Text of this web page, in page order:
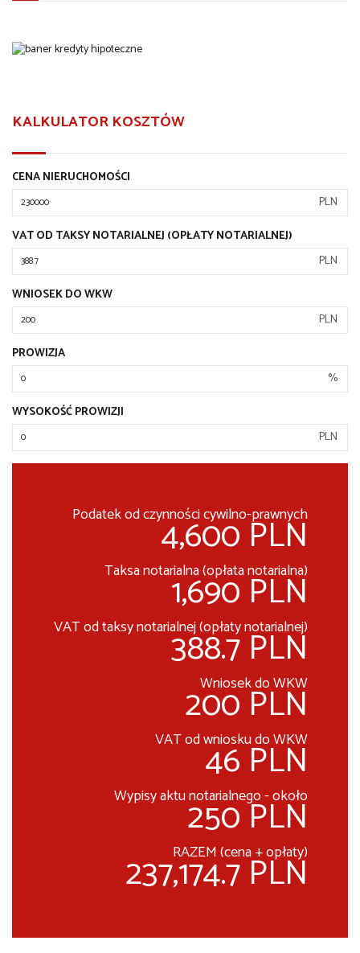
KALKULATOR KOSZTÓW
CENA NIERUCHOMOŚCI
PLN
VAT OD TAKSY NOTARIALNEJ (OPŁATY NOTARIALNEJ)
PLN
WNIOSEK DO WKW
PLN
PROWIZJA
%
WYSOKOŚĆ PROWIZJI
PLN
Podatek od czynności cywilno-prawnych
4,600 PLN
Taksa notarialna (opłata notarialna)
1,690 PLN
VAT od taksy notarialnej (opłaty notarialnej)
388.7 PLN
Wniosek do WKW
200 PLN
VAT od wniosku do WKW
46 PLN
Wypisy aktu notarialnego - około
250 PLN
RAZEM (cena + opłaty)
237,174.7 PLN